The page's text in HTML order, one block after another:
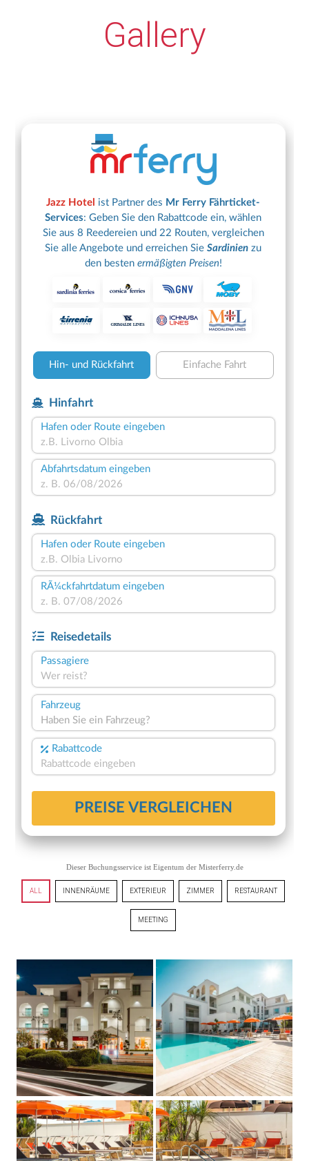
Gallery
Dieser Buchungsservice ist Eigentum der Misterferry.de
ALL INNENRÄUME EXTERIEUR ZIMMER RESTAURANT
MEETING